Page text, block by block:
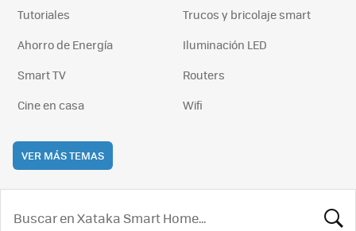
Tutoriales
Trucos y bricolaje smart
Ahorro de Energía
Iluminación LED
Smart TV
Routers
Cine en casa
Wifi
VER MÁS TEMAS